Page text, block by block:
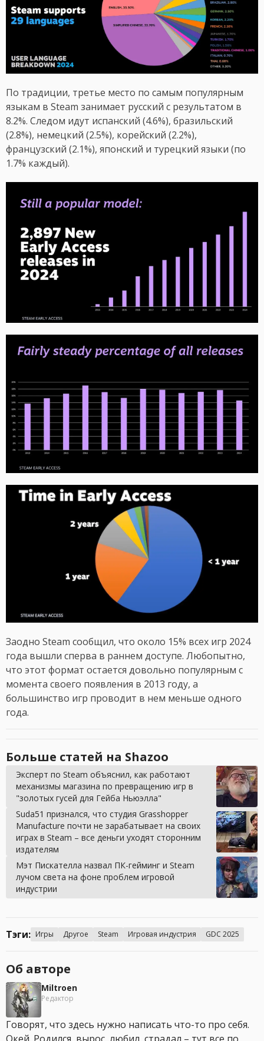
По традиции, третье место по самым популярным
языкам в Steam занимает русский с результатом в
8.2%. Следом идут испанский (4.6%), бразильский
(2.8%), немецкий (2.5%), корейский (2.2%),
французский (2.1%), японский и турецкий языки (по
1.7% каждый).
Заодно Steam сообщил, что около 15% всех игр 2024
года вышли сперва в раннем доступе. Любопытно,
что этот формат остается довольно популярным с
момента своего появления в 2013 году, а
большинство игр проводит в нем меньше одного
года.
Больше статей на Shazoo
Эксперт по Steam объяснил, как работают
механизмы магазина по превращению игр в
"золотых гусей для Гейба Ньюэлла"
Suda51 признался, что студия Grasshopper
Manufacture почти не зарабатывает на своих
играх в Steam – все деньги уходят сторонним
издателям
Мэт Пискателла назвал ПК-гейминг и Steam
лучом света на фоне проблем игровой
индустрии
Тэги: Игры Другое Steam Игровая индустрия GDC 2025
Об авторе
Miltroen
Редактор
Говорят, что здесь нужно написать что-то про себя.